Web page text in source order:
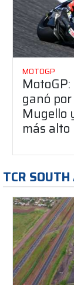
MOTOGP
ganó
Mugello
más alto
TCR